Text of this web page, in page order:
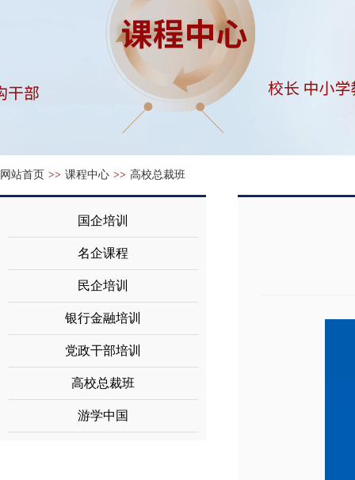
网站首页 >> 课程中心 >> 高校总裁班
国企培训
名企课程
民企培训
银行金融培训
党政干部培训
高校总裁班
游学中国